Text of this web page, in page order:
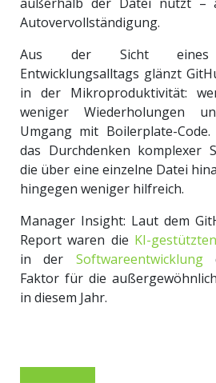
Autovervollständigung.
Aus der Sicht eines
Entwicklungsalltags glänzt
in der Mikroproduktivität:
weniger Wiederholungen
Umgang mit Boilerplate-
das Durchdenken komplexer
die über eine einzelne Datei
hingegen weniger hilfreich.
Manager Insight: Laut dem
Report waren die KI-
in der Softwareentwicklung
Faktor für die
in diesem Jahr.